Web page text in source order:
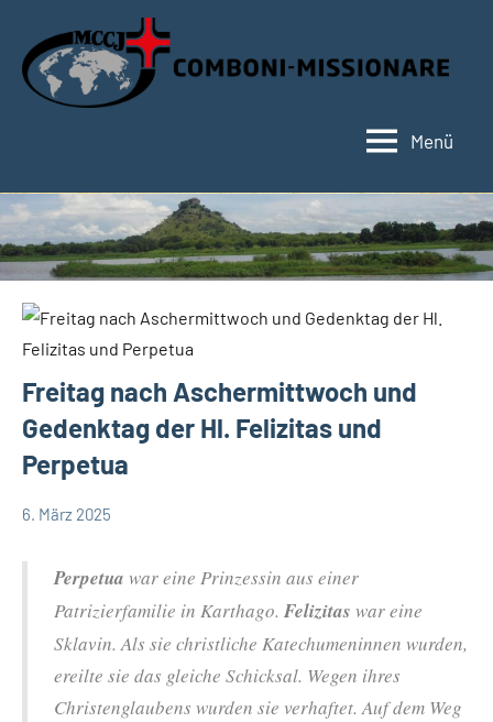
Inhalt
springen
Menü
Freitag nach Aschermittwoch und
Gedenktag der Hl. Felizitas und
Perpetua
6. März 2025
Grabmann
Perpetua war eine Prinzessin aus einer
Patrizierfamilie in Karthago. Felizitas war eine
Sklavin. Als sie christliche Katechumeninnen wurden,
ereilte sie das gleiche Schicksal. Wegen ihres
Christenglaubens wurden sie verhaftet. Auf dem Weg